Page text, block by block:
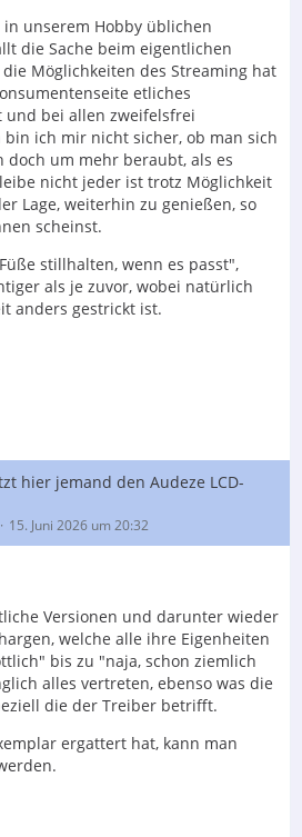
unserem Hobby üblichen
die Sache beim eigentlichen
Möglichkeiten des Streaming hat
etliches
bei allen zweifelsfrei
ich mir nicht sicher, ob man sich
um mehr beraubt, als es
nicht jeder ist trotz Möglichkeit
Lage, weiterhin zu genießen, so
scheinst.
stillhalten, wenn es passt",
als je zuvor, wobei natürlich
anders gestrickt ist.
hier jemand den Audeze LCD-
15. Juni 2026 um 20:32
Versionen und darunter wieder
welche alle ihre Eigenheiten
bis zu "naja, schon ziemlich
alles vertreten, ebenso was die
die der Treiber betrifft.
ergattert hat, kann man